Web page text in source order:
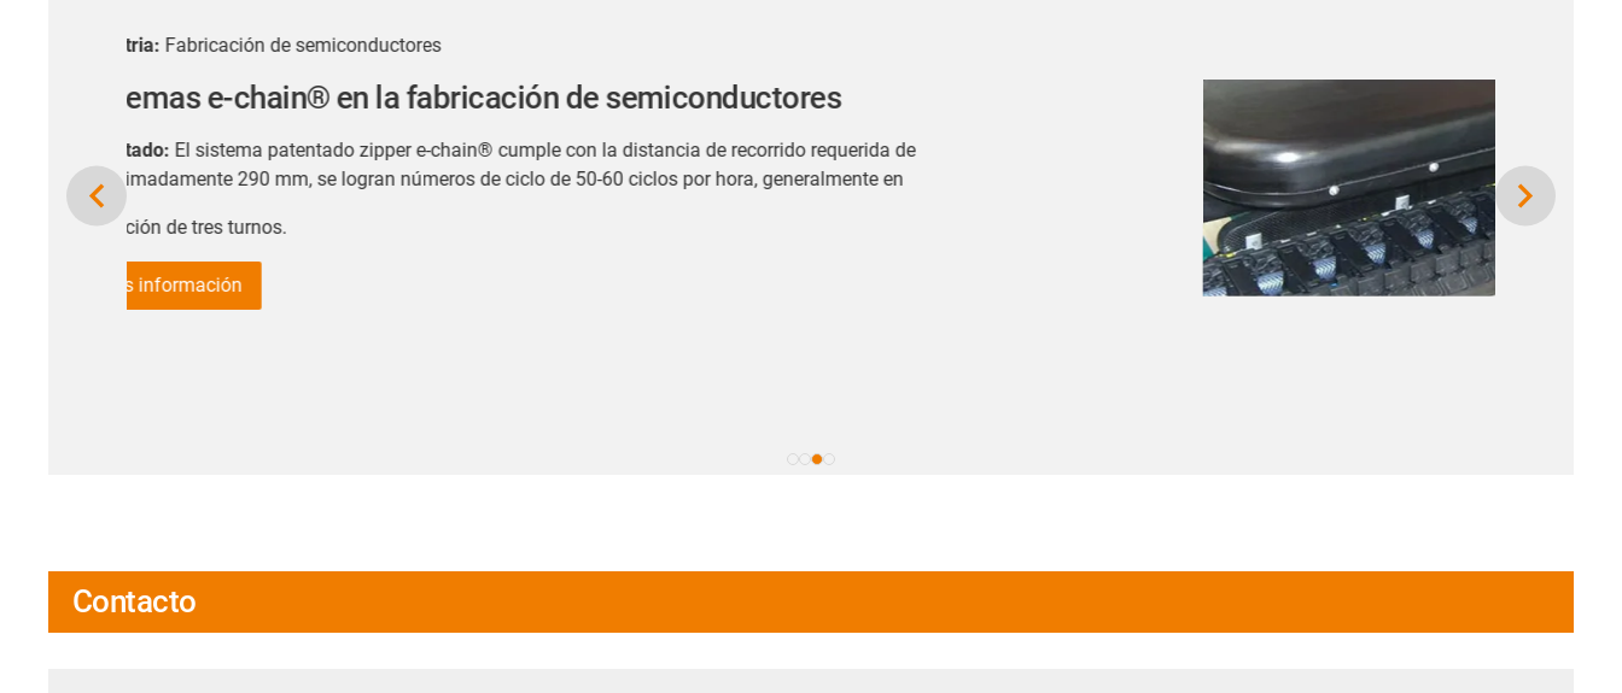
Manejo de
obleas semiconductoras Con e-chain® - E6, el suministro de energía para el manejo de obleas en la
producción de chips que implica tasas de aceleración de hasta 4m/s2 y velocidades de hasta 6m/s
Contacto